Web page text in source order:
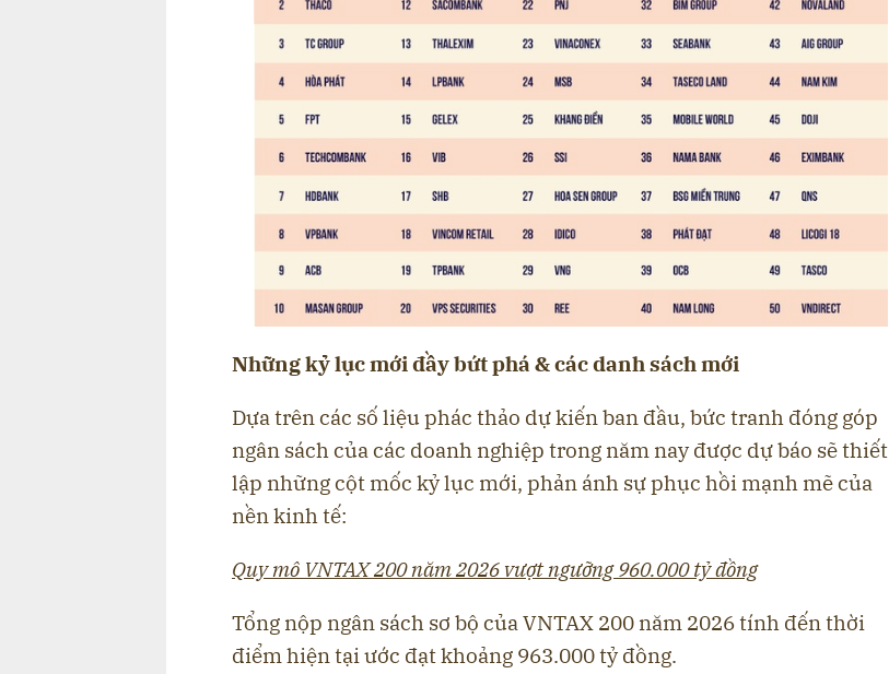
Những kỷ lục mới đầy bứt phá & các danh sách mới
Dựa trên các số liệu phác thảo dự kiến ban đầu, bức tranh đóng góp
ngân sách của các doanh nghiệp trong năm nay được dự báo sẽ thiết
lập những cột mốc kỷ lục mới, phản ánh sự phục hồi mạnh mẽ của
nền kinh tế:
Quy mô VNTAX 200 năm 2026 vượt ngưỡng 960.000 tỷ đồng
Tổng nộp ngân sách sơ bộ của VNTAX 200 năm 2026 tính đến thời
điểm hiện tại ước đạt khoảng 963.000 tỷ đồng.